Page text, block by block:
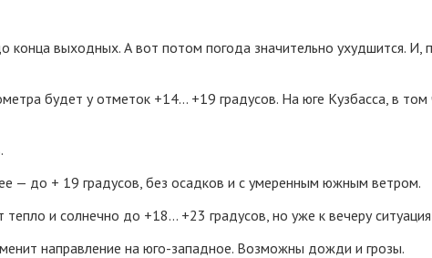
выходных. А вот потом погода значительно ухудшится. И,
будет у отметок +14… +19 градусов. На юге Кузбасса, в
— до + 19 градусов, без осадков и с умеренным южным ветром.
и солнечно до +18… +23 градусов, но уже к вечеру
направление на юго-западное. Возможны дожди и грозы.